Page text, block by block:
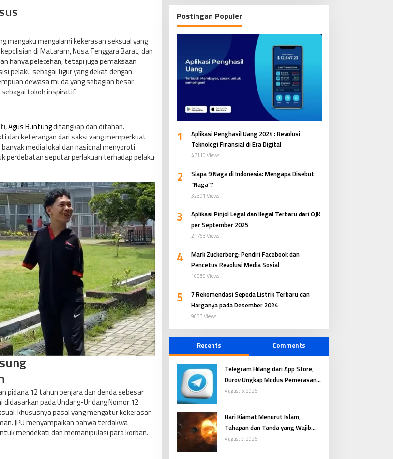
mengaku mengalami kekerasan seksual yang
di Mataram, Nusa Tenggara Barat, dan
hanya pelecehan, tetapi juga pemaksaan
pelaku sebagai figur yang dekat dengan
dewasa muda yang sebagian besar
tokoh inspiratif.
Agus Buntungditangkap dan ditahan.
dan keterangan dari saksi yang memperkuat
media lokal dan nasional menyoroti
perdebatan seputar perlakuan terhadap pelaku
pidana 12 tahun penjara dan denda sebesar
pada Undang-Undang Nomor 12
khususnya pasal yang mengatur kekerasan
JPU menyampaikan bahwa terdakwa
mendekati dan memanipulasi para korban.
Postingan Populer
1
Aplikasi Penghasil Uang 2024 : Revolusi
Teknologi Finansial di Era Digital
47110 Views
2
Siapa 9 Naga di Indonesia: Mengapa Disebut
“Naga”?
32301 Views
3
Aplikasi Pinjol Legal dan Ilegal Terbaru dari OJK
per September 2025
21763 Views
4
Mark Zuckerberg: Pendiri Facebook dan
Pencetus Revolusi Media Sosial
10939 Views
5
7 Rekomendasi Sepeda Listrik Terbaru dan
Harganya pada Desember 2024
9033 Views
Recents Comments
Telegram Hilang dari App Store,
Durov Ungkap Modus Pemerasan
Digital
August 5, 2026
Hari Kiamat Menurut Islam,
Tahapan dan Tanda yang Wajib
Dipahami
August 2, 2026